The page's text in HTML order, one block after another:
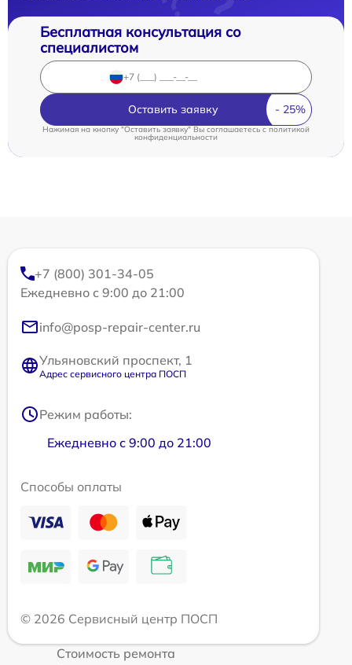
Бесплатная консультация со
специалистом
Оставить заявку
Нажимая на кнопку "Оставить заявку" Вы соглашаетесь cполитикой
конфиденциальности
+7 (800) 301-34-05
Ежедневно с 9:00 до 21:00
info@posp-repair-center.ru
Ульяновский проспект, 1
Адрес сервисного центра ПОСП
Режим работы:
Ежедневно с 9:00 до 21:00
Способы оплаты
© 2026 Сервисный центр ПОСП
Стоимость ремонта